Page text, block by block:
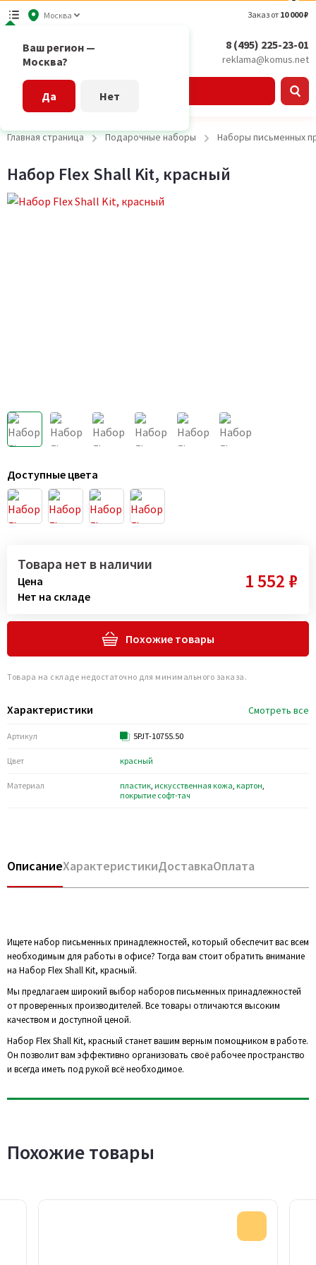
Москва
Ваш регион —
Москва?
Да Нет
Заказ от 10 000 ₽
8 (495) 225-23-01
reklama@komus.net
Главная страница Подарочные наборы Наборы письменных
Набор Flex Shall Kit, красный
Доступные цвета
Характеристики Смотреть все
Артикул 5PJT-10755.50
Цвет красный
Материал пластик, искусственная кожа, картон,
покрытие софт-тач
Товара нет в наличии
Цена 1 552 ₽
Нет на складе
Похожие товары
Товара на складе недостаточно для минимального заказа.
ОписаниеХарактеристикиДоставкаОплата
Ищете набор письменных принадлежностей, который обеспечит вас всем
необходимым для работы в офисе? Тогда вам стоит обратить внимание
на Набор Flex Shall Kit, красный.
Мы предлагаем широкий выбор наборов письменных принадлежностей
от проверенных производителей. Все товары отличаются высоким
качеством и доступной ценой.
Набор Flex Shall Kit, красный станет вашим верным помощником в работе.
Он позволит вам эффективно организовать своё рабочее пространство
и всегда иметь под рукой всё необходимое.
Похожие товары